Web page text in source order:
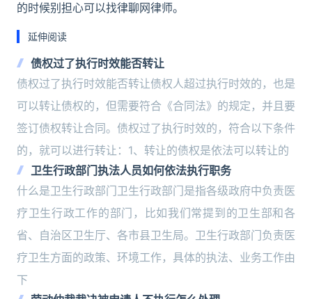
的时候别担心可以找律聊网律师。
延伸阅读
债权过了执行时效能否转让
债权过了执行时效能否转让债权人超过执行时效的，也是
可以转让债权的，但需要符合《合同法》的规定，并且要
签订债权转让合同。债权过了执行时效的，符合以下条件
的，就可以进行转让：1、转让的债权是依法可以转让的
卫生行政部门执法人员如何依法执行职务
什么是卫生行政部门卫生行政部门是指各级政府中负责医
疗卫生行政工作的部门，比如我们常提到的卫生部和各
省、自治区卫生厅、各市县卫生局。卫生行政部门负责医
疗卫生方面的政策、环境工作，具体的执法、业务工作由
下